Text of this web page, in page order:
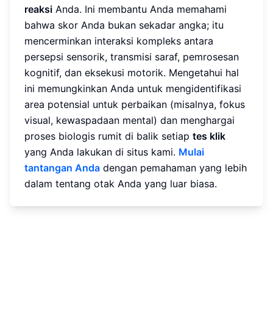
reaksi Anda. Ini membantu Anda memahami
bahwa skor Anda bukan sekadar angka; itu
mencerminkan interaksi kompleks antara
persepsi sensorik, transmisi saraf, pemrosesan
kognitif, dan eksekusi motorik. Mengetahui hal
ini memungkinkan Anda untuk mengidentifikasi
area potensial untuk perbaikan (misalnya, fokus
visual, kewaspadaan mental) dan menghargai
proses biologis rumit di balik setiap tes klik
yang Anda lakukan di situs kami. Mulai
tantangan Anda dengan pemahaman yang lebih
dalam tentang otak Anda yang luar biasa.